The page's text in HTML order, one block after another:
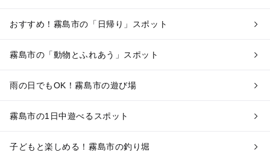
おすすめ！霧島市の「日帰り」スポット
霧島市の「動物とふれあう」スポット
雨の日でもOK！霧島市の遊び場
霧島市の1日中遊べるスポット
子どもと楽しめる！霧島市の釣り堀